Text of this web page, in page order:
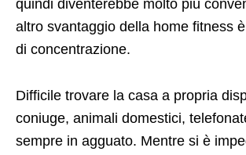
quindi diventerebbe molto più
altro svantaggio della home fitness
di concentrazione.
Difficile trovare la casa a propria
coniuge, animali domestici,
sempre in agguato. Mentre si è